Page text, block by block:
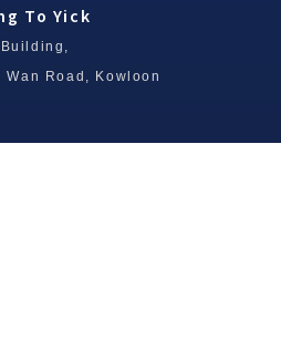
To Yick
Road, Kowloon